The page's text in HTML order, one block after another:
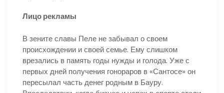
Лицо рекламы
В зените славы Пеле не забывал о своем
происхождении и своей семье. Ему слишком
врезались в память годы нужды и голода. Уже с
первых дней получения гонораров в «Сантосе» он
пересылал часть денег родным в Бауру.